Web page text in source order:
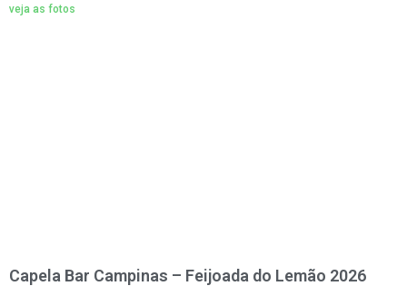
veja as fotos
Capela Bar Campinas – Feijoada do Lemão 2026